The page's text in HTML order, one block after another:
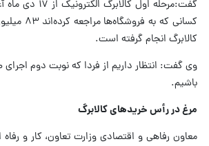
کالابرگ انجام گرفته است.
باشیم.
مرغ در رأس خریدهای کالابرگ